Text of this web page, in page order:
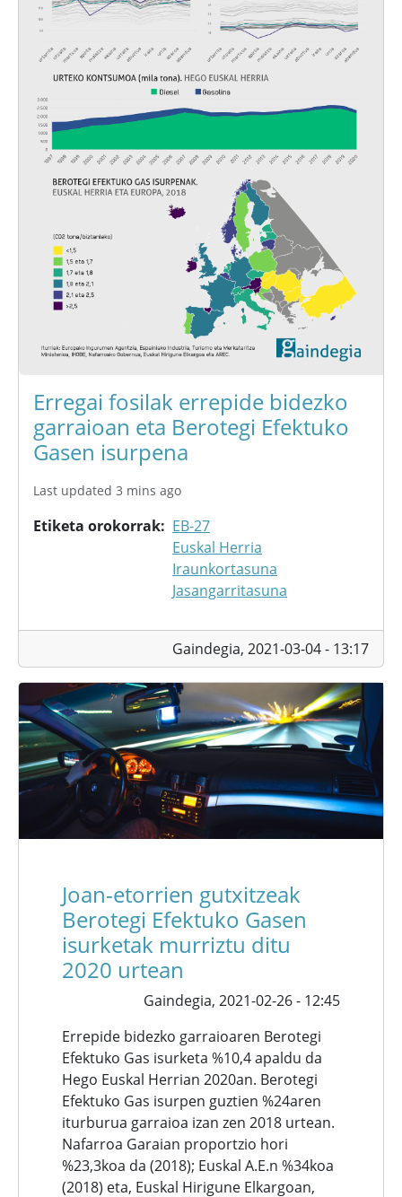
Erregai fosilak errepide bidezko
garraioan eta Berotegi Efektuko
Gasen isurpena
Last updated 3 mins ago
Etiketa orokorrak
EB-27
Euskal Herria
Iraunkortasuna
Jasangarritasuna
Gaindegia, 2021-03-04 - 13:17
Joan-etorrien gutxitzeak
Berotegi Efektuko Gasen
isurketak murriztu ditu
2020 urtean
Gaindegia, 2021-02-26 - 12:45
Errepide bidezko garraioaren Berotegi
Efektuko Gas isurketa %10,4 apaldu da
Hego Euskal Herrian 2020an. Berotegi
Efektuko Gas isurpen guztien %24aren
iturburua garraioa izan zen 2018 urtean.
Nafarroa Garaian proportzio hori
%23,3koa da (2018); Euskal A.E.n %34koa
(2018) eta, Euskal Hirigune Elkargoan,